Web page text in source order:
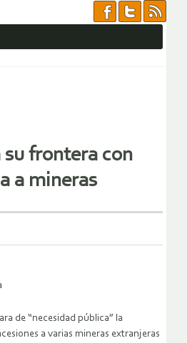
su frontera con
a mineras
de “necesidad pública” la
a varias mineras extranjeras